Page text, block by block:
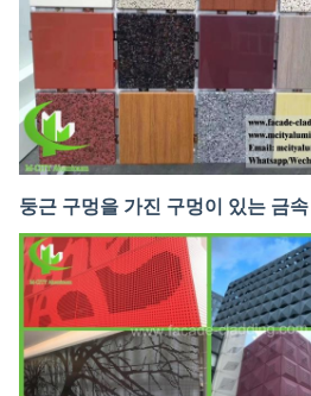
둥근 구멍을 가진 구멍이 있는 금속